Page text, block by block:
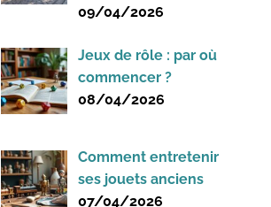
09/04/2026
Jeux de rôle : par où
commencer ?
08/04/2026
Comment entretenir
ses jouets anciens
07/04/2026